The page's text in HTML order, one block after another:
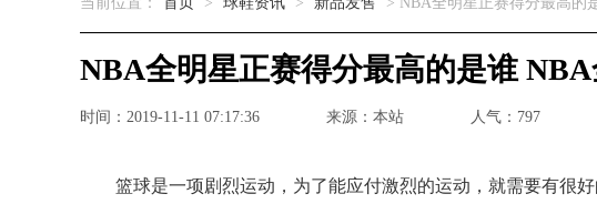
NBA全明星正赛得分最高的是谁
时间：2019-11-11 07:17:36 来源：本站 人气：797
篮球是一项剧烈运动，为了能应付激烈的运动，就需要有很